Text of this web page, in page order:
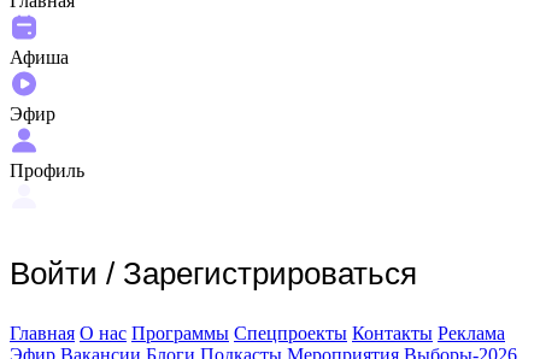
Афиша
Эфир
Профиль
Войти / Зарегистрироваться
Главная О нас Программы Спецпроекты Контакты Реклама
Эфир Вакансии Блоги Подкасты Мероприятия Выборы-2026